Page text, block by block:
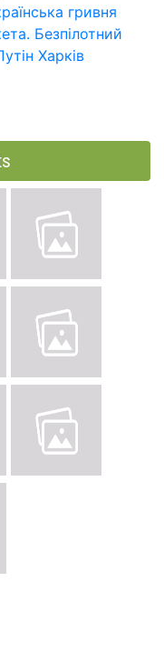
гривня
Безпілотний
Харків